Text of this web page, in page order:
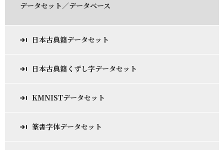
データセット／データベース
日本古典籍データセット
日本古典籍くずし字データセット
KMNISTデータセット
篆書字体データセット